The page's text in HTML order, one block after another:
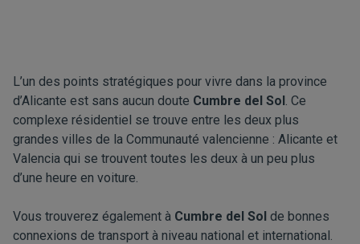
L’un des points stratégiques pour vivre dans la province
d’Alicante est sans aucun doute Cumbre del Sol. Ce
complexe résidentiel se trouve entre les deux plus
grandes villes de la Communauté valencienne : Alicante et
Valencia qui se trouvent toutes les deux à un peu plus
d’une heure en voiture.
Vous trouverez également à Cumbre del Sol de bonnes
connexions de transport à niveau national et international.